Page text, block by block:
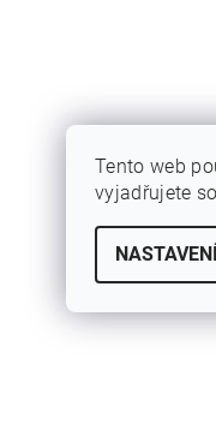
Tento web
vyjadřujete
NASTAVENÍ